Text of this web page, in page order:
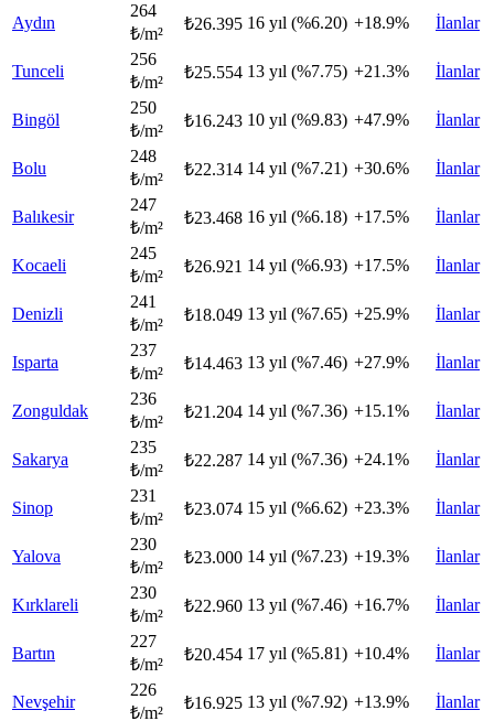
Aydın
264
₺/m²
₺26.395 16 yıl (%6.20) +18.9% İlanlar
Tunceli
256
₺/m²
₺25.554 13 yıl (%7.75) +21.3% İlanlar
Bingöl
250
₺/m²
₺16.243 10 yıl (%9.83) +47.9% İlanlar
Bolu
248
₺/m²
₺22.314 14 yıl (%7.21) +30.6% İlanlar
Balıkesir
247
₺/m²
₺23.468 16 yıl (%6.18) +17.5% İlanlar
Kocaeli
245
₺/m²
₺26.921 14 yıl (%6.93) +17.5% İlanlar
Denizli
241
₺/m²
₺18.049 13 yıl (%7.65) +25.9% İlanlar
Isparta
237
₺/m²
₺14.463 13 yıl (%7.46) +27.9% İlanlar
Zonguldak
236
₺/m²
₺21.204 14 yıl (%7.36) +15.1% İlanlar
Sakarya
235
₺/m²
₺22.287 14 yıl (%7.36) +24.1% İlanlar
Sinop
231
₺/m²
₺23.074 15 yıl (%6.62) +23.3% İlanlar
Yalova
230
₺/m²
₺23.000 14 yıl (%7.23) +19.3% İlanlar
Kırklareli
230
₺/m²
₺22.960 13 yıl (%7.46) +16.7% İlanlar
Bartın
227
₺/m²
₺20.454 17 yıl (%5.81) +10.4% İlanlar
Nevşehir
226
₺/m²
₺16.925 13 yıl (%7.92) +13.9% İlanlar